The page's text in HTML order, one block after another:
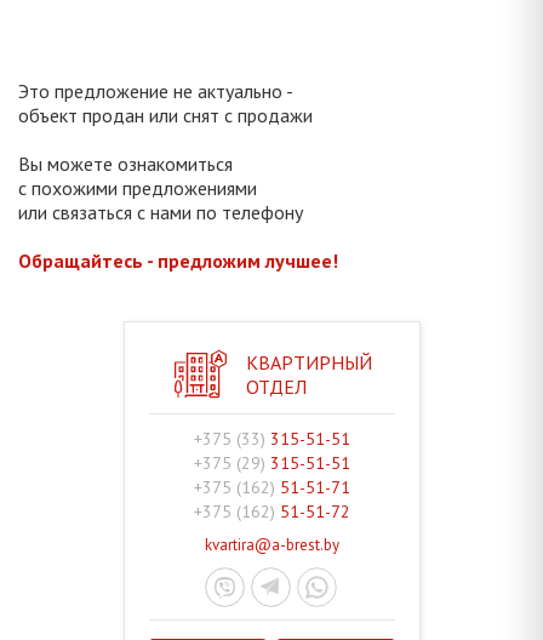
Это предложение не актуально -
объект продан или снят с продажи
Вы можете ознакомиться
с похожими предложениями
или связаться с нами по телефону
Обращайтесь - предложим лучшее!
КВАРТИРНЫЙ
ОТДЕЛ
+375 (33) 315-51-51
+375 (29) 315-51-51
+375 (162) 51-51-71
+375 (162) 51-51-72
kvartira@a-brest.by